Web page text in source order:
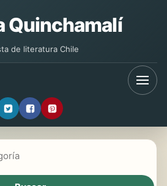
Quinchamalí
de literatura Chile